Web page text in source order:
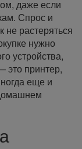
даже если
Спрос и
не растеряться
нужно
устройства,
это принтер,
еще и